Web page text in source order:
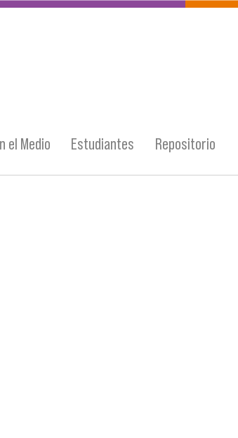
el Medio Estudiantes Repositorio